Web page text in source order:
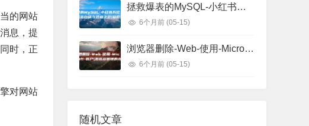
的网站
息，提
时，正
对网站
拯救爆表的MySQL-小红书万亿级存储系统自研与迁移之路 (拯救爆戾男主)
6个月前 (05-15)
浏览器删除-Web-使用-Microsoft-账户 (浏览器删除的视频怎么找回)
6个月前 (05-15)
随机文章